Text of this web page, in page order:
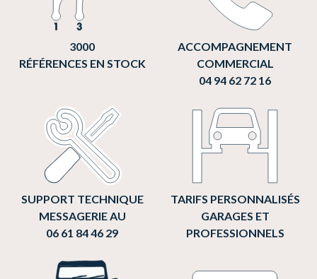
3000
RÉFÉRENCES EN STOCK
ACCOMPAGNEMENT
COMMERCIAL
04 94 62 72 16
SUPPORT TECHNIQUE
MESSAGERIE AU
06 61 84 46 29
TARIFS PERSONNALISÉS
GARAGES ET
PROFESSIONNELS